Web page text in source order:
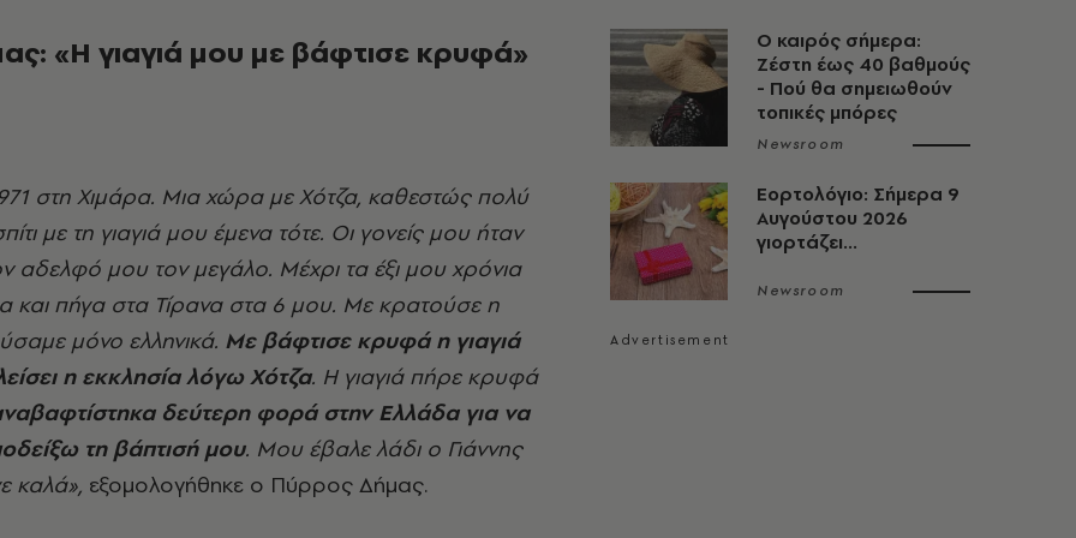
«Η γιαγιά μου με βάφτισε κρυφά»
στη Χιμάρα. Μια χώρα με Χότζα, καθεστώς πολύ
με τη γιαγιά μου έμενα τότε. Οι γονείς μου ήταν
αδελφό μου τον μεγάλο. Μέχρι τα έξι μου χρόνια
και πήγα στα Τίρανα στα 6 μου. Με κρατούσε η
μόνο ελληνικά. Με βάφτισε κρυφά η γιαγιά
η εκκλησία λόγω Χότζα. Η γιαγιά πήρε κρυφά
δεύτερη φορά στην Ελλάδα για να
τη βάπτισή μου. Μου έβαλε λάδι ο Γιάννης
καλά», εξομολογήθηκε ο Πύρρος Δήμας.
O καιρός σήμερα:
Ζέστη έως 40 βαθμούς
- Πού θα σημειωθούν
τοπικές μπόρες
Newsroom
Εορτολόγιο: Σήμερα 9
Αυγούστου 2026
γιορτάζει...
Newsroom